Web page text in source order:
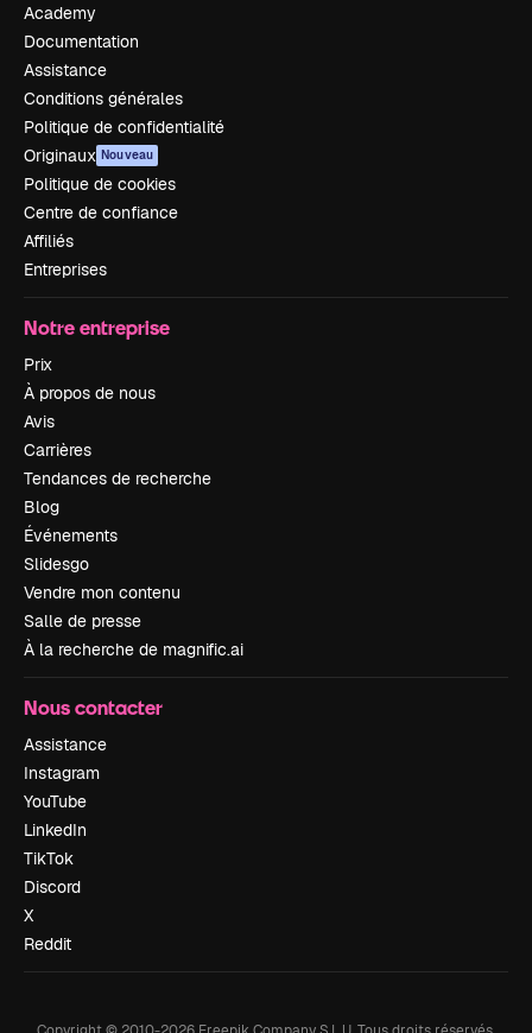
Academy
Documentation
Assistance
Conditions générales
Politique de confidentialité
Originaux Nouveau
Politique de cookies
Centre de confiance
Affiliés
Entreprises
Notre entreprise
Prix
À propos de nous
Avis
Carrières
Tendances de recherche
Blog
Événements
Slidesgo
Vendre mon contenu
Salle de presse
À la recherche de magnific.ai
Nous contacter
Assistance
Instagram
YouTube
LinkedIn
TikTok
Discord
X
Reddit